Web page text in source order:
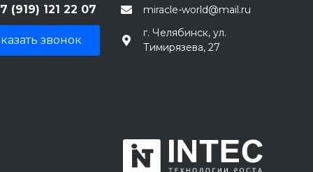
(919) 121 22 07 miracle-world@mail.ru
звонок
г. Челябинск, ул.
Тимирязева, 27